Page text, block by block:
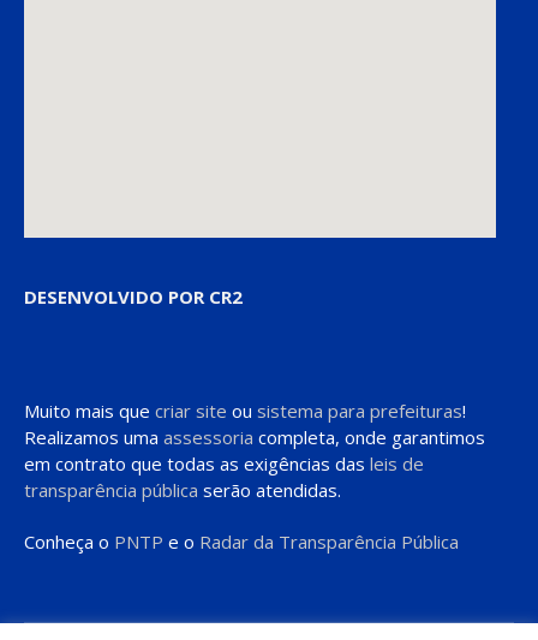
DESENVOLVIDO POR CR2
Muito mais que criar site ou sistema para prefeituras!
Realizamos uma assessoria completa, onde garantimos
em contrato que todas as exigências das leis de
transparência pública serão atendidas.
Conheça o PNTP e o Radar da Transparência Pública